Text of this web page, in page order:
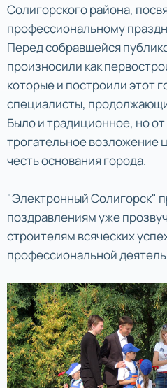
Солигорского района,
профессиональному
Перед собравшейся
произносили как
которые и построили этот
специалисты,
Было и традиционное, но
трогательное возложение
честь основания города.
"Электронный Солигорск"
поздравлениям уже
строителям всяческих
профессиональной